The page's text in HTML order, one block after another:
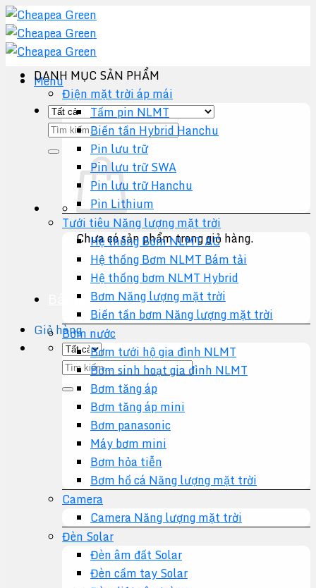
Chuyển
đến
nội
dung
Menu
Tìm
kiếm:
Chưa có sản phẩm trong giỏ hàng.
Quay trở lại cửa hàng
Báo giá +
Giỏ hàng
Tìm
kiếm:
DANH MỤC SẢN PHẨM
Điện mặt trời áp mái
Tấm pin NLMT
Biến tần Hybrid Hanchu
Pin lưu trữ
Pin lưu trữ SWA
Pin lưu trữ Hanchu
Pin Lithium
Tưới tiêu Năng lượng mặt trời
Hệ thống Bơm NLMT AC
Hệ thống Bơm NLMT Bám tải
Hệ thống bơm NLMT Hybrid
Bơm Năng lượng mặt trời
Biến tần bơm Năng lượng mặt trời
Bơm nước
Bơm tưới hộ gia đình NLMT
Bơm sinh hoạt gia đình NLMT
Bơm tăng áp
Bơm tăng áp mini
Bơm panasonic
Máy bơm mini
Bơm hỏa tiễn
Bơm hồ cá Năng lượng mặt trời
Camera
Camera Năng lượng mặt trời
Đèn Solar
Đèn âm đất Solar
Đèn cầm tay Solar